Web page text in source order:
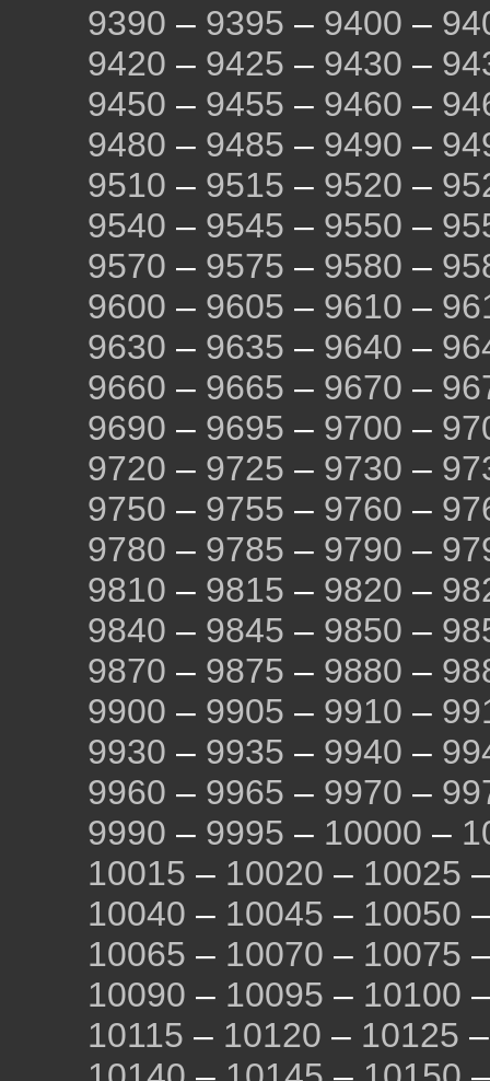
9390 – 9395 – 9400 –
9420 – 9425 – 9430 –
9450 – 9455 – 9460 –
9480 – 9485 – 9490 –
9510 – 9515 – 9520 –
9540 – 9545 – 9550 –
9570 – 9575 – 9580 –
9600 – 9605 – 9610 –
9630 – 9635 – 9640 –
9660 – 9665 – 9670 –
9690 – 9695 – 9700 –
9720 – 9725 – 9730 –
9750 – 9755 – 9760 –
9780 – 9785 – 9790 –
9810 – 9815 – 9820 –
9840 – 9845 – 9850 –
9870 – 9875 – 9880 –
9900 – 9905 – 9910 –
9930 – 9935 – 9940 –
9960 – 9965 – 9970 –
9990 – 9995 – 10000 –
10015 – 10020 – 10025
10040 – 10045 – 10050
10065 – 10070 – 10075
10090 – 10095 – 10100
10115 – 10120 – 10125